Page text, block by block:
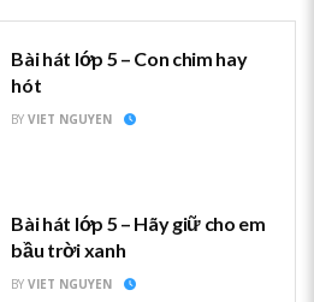
Bài hát lớp 5 – Con chim hay
hót
BY VIET NGUYEN
Bài hát lớp 5 – Hãy giữ cho em
bầu trời xanh
BY VIET NGUYEN